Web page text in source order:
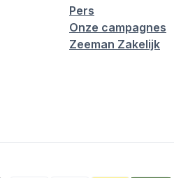
Pers
Onze campagnes
Zeeman Zakelijk